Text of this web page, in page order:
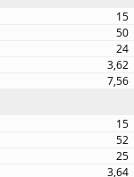
15
50
24
3,62
7,56
15
52
25
3,64